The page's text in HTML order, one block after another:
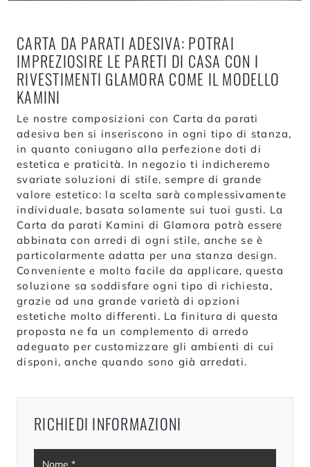
CARTA DA PARATI ADESIVA: POTRAI
IMPREZIOSIRE LE PARETI DI CASA CON I
RIVESTIMENTI GLAMORA COME IL MODELLO
KAMINI
Le nostre composizioni con Carta da parati
adesiva ben si inseriscono in ogni tipo di stanza,
in quanto coniugano alla perfezione doti di
estetica e praticità. In negozio ti indicheremo
svariate soluzioni di stile, sempre di grande
valore estetico: la scelta sarà complessivamente
individuale, basata solamente sui tuoi gusti. La
Carta da parati Kamini di Glamora potrà essere
abbinata con arredi di ogni stile, anche se è
particolarmente adatta per una stanza design.
Conveniente e molto facile da applicare, questa
soluzione sa soddisfare ogni tipo di richiesta,
grazie ad una grande varietà di opzioni
estetiche molto differenti. La finitura di questa
proposta ne fa un complemento di arredo
adeguato per customizzare gli ambienti di cui
disponi, anche quando sono già arredati.
RICHIEDI INFORMAZIONI